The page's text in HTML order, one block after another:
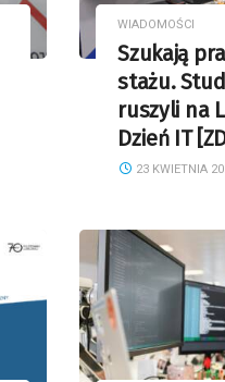
WIADOMOŚCI
Szukają
stażu.
ruszyli na
Dzień IT
23 KWIETNIA